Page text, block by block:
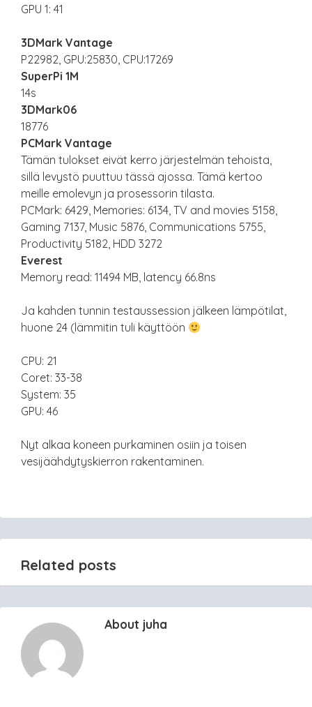
GPU 1: 41
3DMark Vantage
P22982, GPU:25830, CPU:17269
SuperPi 1M
14s
3DMark06
18776
PCMark Vantage
Tämän tulokset eivät kerro järjestelmän tehoista,
sillä levystö puuttuu tässä ajossa. Tämä kertoo
meille emolevyn ja prosessorin tilasta.
PCMark: 6429, Memories: 6134, TV and movies 5158,
Gaming 7137, Music 5876, Communications 5755,
Productivity 5182, HDD 3272
Everest
Memory read: 11494 MB, latency 66.8ns
Ja kahden tunnin testaussession jälkeen lämpötilat,
huone 24 (lämmitin tuli käyttöön
CPU: 21
Coret: 33-38
System: 35
GPU: 46
Nyt alkaa koneen purkaminen osiin ja toisen
vesijäähdytyskierron rakentaminen.
Related posts
About juha